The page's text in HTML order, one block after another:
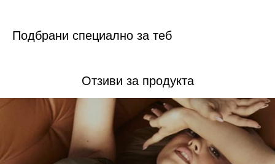
Подбрани специално за теб
Отзиви за продукта